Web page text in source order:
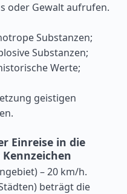
oder Gewalt aufrufen.
Substanzen;
Substanzen;
Werte;
geistigen
Einreise in die
– 20 km/h.
beträgt die